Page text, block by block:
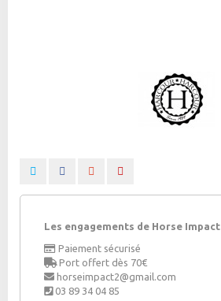
Les engagements de Horse Impact
Paiement sécurisé
Port offert dès 70€
horseimpact2@gmail.com
03 89 34 04 85